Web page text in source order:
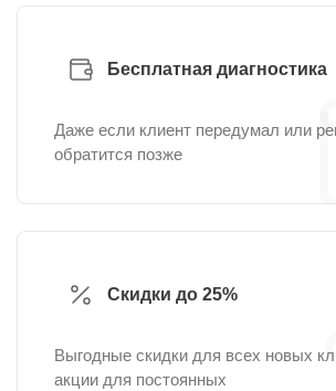
Бесплатная диагностика
Даже если клиент передумал или
обратится позже
Скидки до 25%
Выгодные скидки для всех новых
акции для постоянных